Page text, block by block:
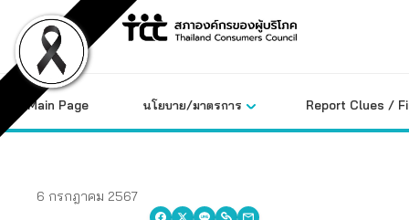
content
Main Page นโยบาย/มาตรการ Report Clues /
6 กรกฎาคม 2567